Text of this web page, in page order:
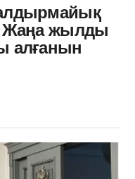
Жаңа жылды
алғанын